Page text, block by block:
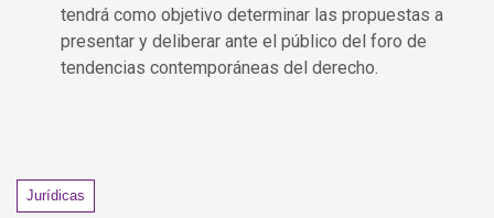
tendrá como objetivo determinar las propuestas a
presentar y deliberar ante el público del foro de
tendencias contemporáneas del derecho.
Tags
Jurídicas